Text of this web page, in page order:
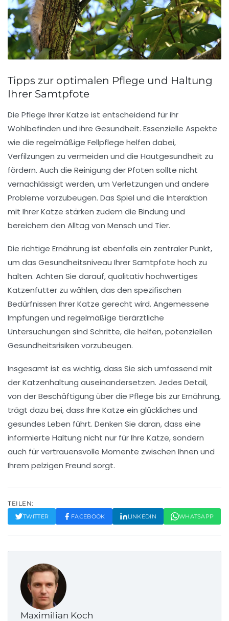
Tipps zur optimalen Pflege und Haltung
Ihrer Samtpfote
Die Pflege Ihrer Katze ist entscheidend für ihr
Wohlbefinden und ihre Gesundheit. Essenzielle Aspekte
wie die regelmäßige Fellpflege helfen dabei,
Verfilzungen zu vermeiden und die Hautgesundheit zu
fördern. Auch die Reinigung derPfoten sollte nicht
vernachlässigt werden, um Verletzungen und andere
Probleme vorzubeugen. Das Spiel und die Interaktion
mit Ihrer Katze stärken zudem die Bindung und
bereichern den Alltag von Mensch und Tier.
Die richtige Ernährung ist ebenfalls ein zentraler Punkt,
um das Gesundheitsniveau Ihrer Samtpfote hoch zu
halten. Achten Sie darauf, qualitativ hochwertiges
Katzenfutter zu wählen, das den spezifischen
Bedürfnissen Ihrer Katze gerecht wird. Angemessene
Impfungen und regelmäßige tierärztliche
Untersuchungen sind Schritte, die helfen, potenziellen
Gesundheitsrisiken vorzubeugen.
Insgesamt ist es wichtig, dass Sie sich umfassend mit
derKatzenhaltung auseinandersetzen. Jedes Detail,
von der Beschäftigung über die Pflege bis zur Ernährung,
trägt dazu bei, dass Ihre Katze ein glückliches und
gesundes Leben führt. Denken Sie daran, dass eine
informierte Haltung nicht nur für Ihre Katze, sondern
auch für vertrauensvolle Momente zwischen Ihnen und
Ihrem pelzigen Freund sorgt.
TEILEN:
TWITTER FACEBOOK LINKEDIN WHATSAPP
Maximilian Koch